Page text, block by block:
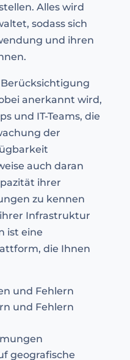
Alles wird
sodass sich
und ihren
anerkannt wird,
und IT-Teams, die
der
auch daran
ihrer
zu kennen
Infrastruktur
ist eine
die Ihnen
und Fehlern
und Fehlern
geografische